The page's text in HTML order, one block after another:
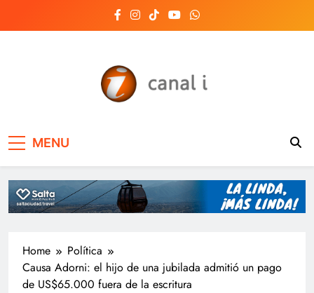
Salta, Argentina y el
mundo, las 24 horas
del día
MENU
Home
Política
Causa Adorni: el hijo de una jubilada admitió un pago
de US$65.000 fuera de la escritura